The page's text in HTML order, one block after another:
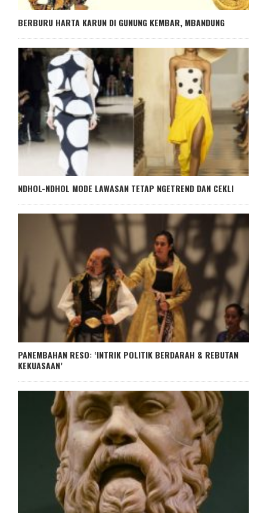
BERBURU HARTA KARUN DI GUNUNG KEMBAR, MBANDUNG
NDHOL-NDHOL MODE LAWASAN TETAP NGETREND DAN CEKLI
PANEMBAHAN RESO: ‘INTRIK POLITIK BERDARAH & REBUTAN
KEKUASAAN’